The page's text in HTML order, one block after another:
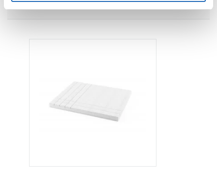
uzyskać więcej informacji na temat plików cookie i tego,